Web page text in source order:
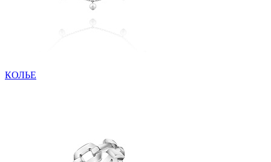
КОЛЬЕ